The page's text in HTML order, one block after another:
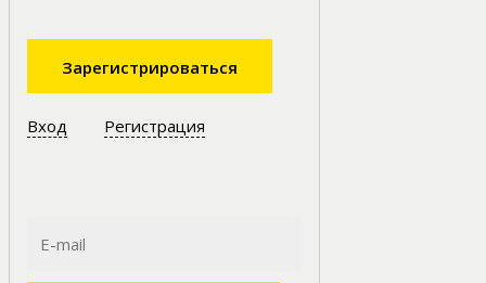
Вход Регистрация